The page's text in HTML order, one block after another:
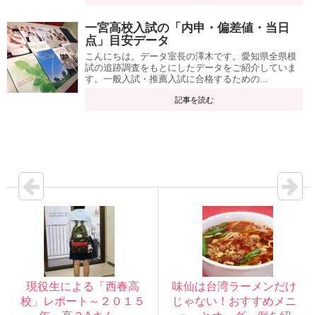
一宮高校入試の「内申・偏差値・当日
点」目安データ
こんにちは。データ室長の澤木です。愛知県全県模
試の追跡調査をもとにしたデータをご紹介していま
す。一般入試・推薦入試に合格するための...
記事を読む
現役生による「西春高
校」レポート～２０１５
味仙は台湾ラーメンだけ
じゃない！おすすめメニ